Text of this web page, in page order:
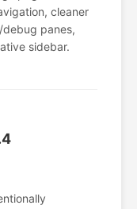
cleaner
panes,
sidebar.